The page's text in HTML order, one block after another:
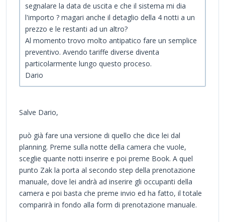
segnalare la data de uscita e che il sistema mi dia
l'importo ? magari anche il detaglio della 4 notti a un
prezzo e le restanti ad un altro?
Al momento trovo molto antipatico fare un semplice
preventivo. Avendo tariffe diverse diventa
particolarmente lungo questo proceso.
Dario
Salve Dario,
può già fare una versione di quello che dice lei dal
planning. Preme sulla notte della camera che vuole,
sceglie quante notti inserire e poi preme Book. A quel
punto Zak la porta al secondo step della prenotazione
manuale, dove lei andrà ad inserire gli occupanti della
camera e poi basta che preme invio ed ha fatto, il totale
comparirà in fondo alla form di prenotazione manuale.